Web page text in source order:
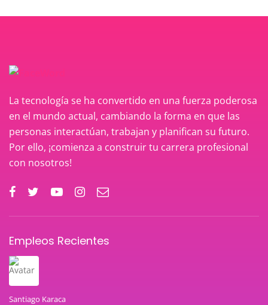
La tecnología se ha convertido en una fuerza poderosa
en el mundo actual, cambiando la forma en que las
personas interactúan, trabajan y planifican su futuro.
Por ello, ¡comienza a construir tu carrera profesional
con nosotros!
Empleos Recientes
Santiago Karaca